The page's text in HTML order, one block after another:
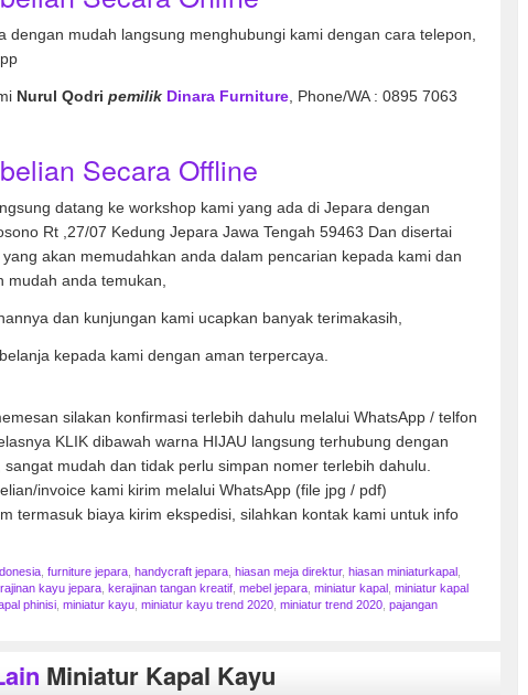
dengan mudah langsung menghubungi kami dengan cara telepon,
Nurul Qodri pemilik Dinara Furniture, Phone/WA : 0895 7063
Secara Offline
datang ke workshop kami yang ada di Jepara dengan
Rt ,27/07 Kedung Jepara Jawa Tengah 59463 Dan disertai
akan memudahkan anda dalam pencarian kepada kami dan
mudah anda temukan,
dan kunjungan kami ucapkan banyak terimakasih,
kepada kami dengan aman terpercaya.
silakan konfirmasi terlebih dahulu melalui WhatsApp / telfon
KLIK dibawah warna HIJAU langsung terhubung dengan
sangat mudah dan tidak perlu simpan nomer terlebih dahulu.
invoice kami kirim melalui WhatsApp (file jpg / pdf)
termasuk biaya kirim ekspedisi, silahkan kontak kami untuk info
furniture jepara handycraft jepara hiasan meja direktur, hiasan miniaturkapal
kayu jepara kerajinan tangan kreatif mebel jepara miniatur kapal
miniatur kapal
phinisi miniatur kayu miniatur kayu trend 2020 miniatur trend 2020 pajangan
Miniatur Kapal Kayu